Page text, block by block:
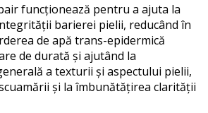
funcționează pentru a ajuta la
barierei pielii, reducând în
de apă trans-epidermică
de durată și ajutând la
a texturii și aspectului pielii,
și la îmbunătățirea clarității